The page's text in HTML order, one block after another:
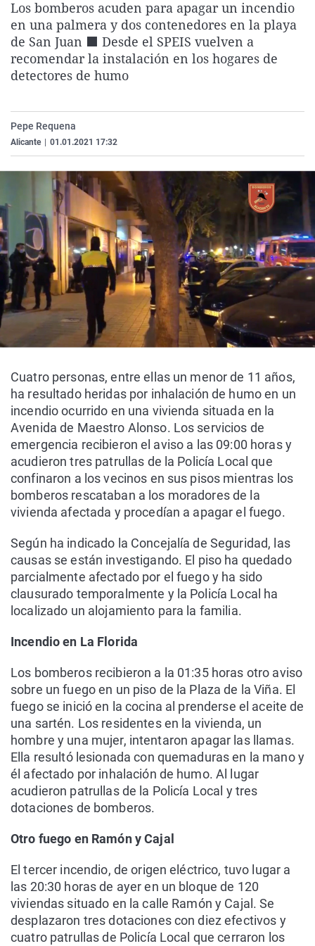
La rosa de los vientos
Gente viajera
Como el perro y el
Caso
Retornados
Equipo de
Extremadura
Galicia
La Rioja
País Vasco
Virales
Televisión
Elecciones
Los bomberos acuden para apagar un incendio
en una palmera y dos contenedores en la playa
de San Juan ⬛ Desde el SPEIS vuelven a
recomendar la instalación en los hogares de
detectores de humo
Pepe Requena
Alicante 01.01.2021 17:32
Cuatro personas, entre ellas un menor de 11 años,
ha resultado heridas por inhalación de humo en un
incendio ocurrido en una vivienda situada en la
Avenida de Maestro Alonso. Los servicios de
emergencia recibieron el aviso a las 09:00 horas y
acudieron tres patrullas de la Policía Local que
confinaron a los vecinos en sus pisos mientras los
bomberos rescataban a los moradores de la
vivienda afectada y procedían a apagar el fuego.
Según ha indicado la Concejalía de Seguridad, las
causas se están investigando. El piso ha quedado
parcialmente afectado por el fuego y ha sido
clausurado temporalmente y la Policía Local ha
localizado un alojamiento para la familia.
Incendio en La Florida
Los bomberos recibieron a la 01:35 horas otro aviso
sobre un fuego en un piso de la Plaza de la Viña. El
fuego se inició en la cocina al prenderse el aceite de
una sartén. Los residentes en la vivienda, un
hombre y una mujer, intentaron apagar las llamas.
Ella resultó lesionada con quemaduras en la mano y
él afectado por inhalación de humo. Al lugar
acudieron patrullas de la Policía Local y tres
dotaciones de bomberos.
Otro fuego en Ramón y Cajal
El tercer incendio, de origen eléctrico, tuvo lugar a
las 20:30 horas de ayer en un bloque de 120
viviendas situado en la calle Ramón y Cajal. Se
desplazaron tres dotaciones con diez efectivos y
cuatro patrullas de Policía Local que cerraron los